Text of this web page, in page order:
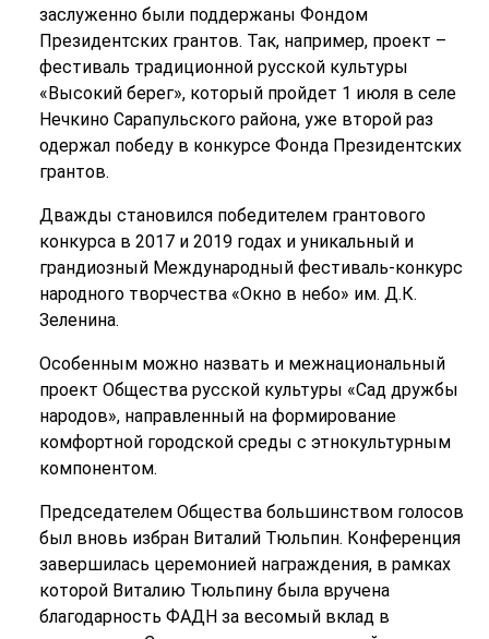
заслуженно были поддержаны Фондом
Президентских грантов. Так, например, проект –
фестиваль традиционной русской культуры
«Высокий берег», который пройдет 1 июля в селе
Нечкино Сарапульского района, уже второй раз
одержал победу в конкурсе Фонда Президентских
грантов.
Дважды становился победителем грантового
конкурса в 2017 и 2019 годах и уникальный и
грандиозный Международный фестиваль-конкурс
народного творчества «Окно в небо» им. Д.К.
Зеленина.
Особенным можно назвать и межнациональный
проект Общества русской культуры «Сад дружбы
народов», направленный на формирование
комфортной городской среды с этнокультурным
компонентом.
Председателем Общества большинством голосов
был вновь избран Виталий Тюльпин. Конференция
завершилась церемонией награждения, в рамках
которой Виталию Тюльпину была вручена
благодарность ФАДН за весомый вклад в